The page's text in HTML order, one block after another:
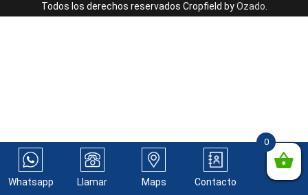
Todos los derechos reservados Cropfield byOzado.
Whatsapp Llamar Maps Contacto
0